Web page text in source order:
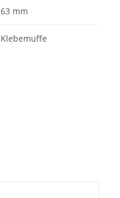
63 mm
Klebemuffe